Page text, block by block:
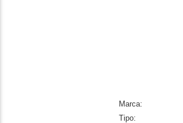
Marca:
Tipo: